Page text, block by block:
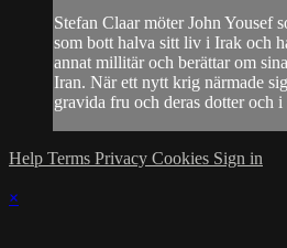
Stefan Claar möter John Yousef
som bott halva sitt liv i Irak och
annat millitär och berättar om
Iran. När ett nytt krig närmade
gravida fru och deras dotter och i
Help Terms Privacy Cookies Sign in
×